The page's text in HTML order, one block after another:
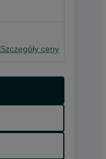
Szczegóły ceny